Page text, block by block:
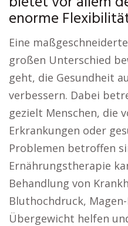
enorme
Eine
großen Unterschied
geht, die Gesundheit
verbessern. Dabei
gezielt Menschen, die
Erkrankungen oder
Problemen betroffen
Ernährungstherapie
Behandlung von
Bluthochdruck,
Übergewicht helfen